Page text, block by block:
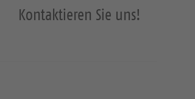
Kontaktieren Sie uns!